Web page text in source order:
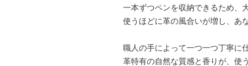
一本ずつペンを収納できるため、
使うほどに革の風合いが増し、あ
職人の手によって一つ一つ丁寧に
革特有の自然な質感と香りが、使